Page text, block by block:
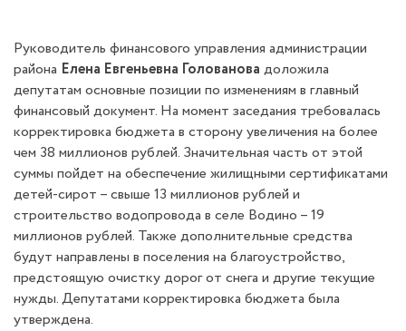
Руководитель финансового управления администрации
района Елена Евгеньевна Голованова доложила
депутатам основные позиции по изменениям в главный
финансовый документ. На момент заседания требовалась
корректировка бюджета в сторону увеличения на более
чем 38 миллионов рублей. Значительная часть от этой
суммы пойдет на обеспечение жилищными сертификатами
детей-сирот – свыше 13 миллионов рублей и
строительство водопровода в селе Водино – 19
миллионов рублей. Также дополнительные средства
будут направлены в поселения на благоустройство,
предстоящую очистку дорог от снега и другие текущие
нужды. Депутатами корректировка бюджета была
утверждена.